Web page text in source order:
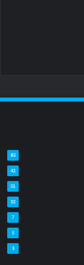
85
42
51
32
7
5
3